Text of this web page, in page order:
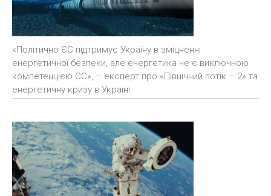
«Політично ЄС підтримує Україну в зміцненні
енергетичної безпеки, але енергетика не є виключною
компетенцією ЄС», – експерт про «Північний потік – 2» та
енергетичну кризу в Україні